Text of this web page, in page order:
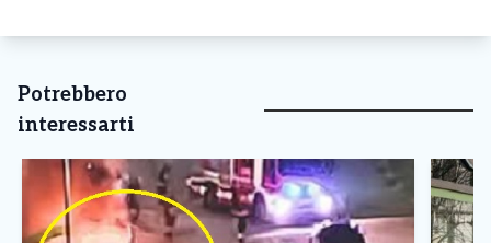
Potrebbero
interessarti